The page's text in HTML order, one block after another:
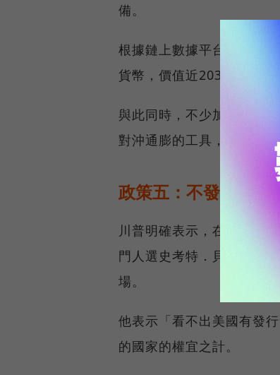
備。
根據鏈上數據平台
貨幣，價值近203億美元，
與此同時，不少加密貨幣
對沖通膨的工具，有助於
政策五：不發行央行
川普明確表示，在他任內
門人選史考特．貝森特（
場。
他表示「看不出美國有發
的國家的權宜之計。